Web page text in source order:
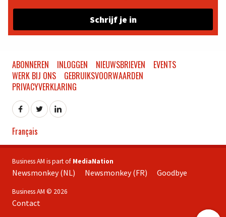
Schrijf je in
ABONNEREN INLOGGEN NIEUWSBRIEVEN
EVENTS
WERK BIJ ONS
GEBRUIKSVOORWAARDEN
PRIVACYVERKLARING
Français
Business AM is part of MediaNation
Newsmonkey (NL) Newsmonkey (FR) Goodbye
Business AM © 2026
Contact